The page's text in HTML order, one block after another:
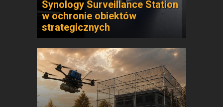
Synology Surveillance Station
w ochronie obiektów
strategicznych